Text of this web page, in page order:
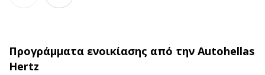
Προγράμματα ενοικίασης από την Autohellas
Hertz